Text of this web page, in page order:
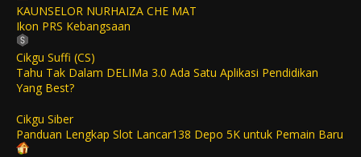
KAUNSELOR NURHAIZA CHE MAT
Ikon PRS Kebangsaan
Cikgu Suffi (CS)
Tahu Tak Dalam DELIMa 3.0 Ada Satu Aplikasi Pendidikan
Yang Best?
Cikgu Siber
Panduan Lengkap Slot Lancar138 Depo 5K untuk Pemain Baru